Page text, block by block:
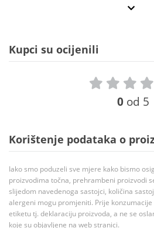
Kupci su ocijenili
0 od 5
Korištenje podataka o
Iako smo poduzeli sve mjere kako bismo
proizvodima točna, prehrambeni proizvodi
slijedom navedenoga sastojci, količina
alergeni mogu promjeniti. Prije
etiketu tj. deklaraciju proizvoda, a ne se
koje su objavljene na web stranici.